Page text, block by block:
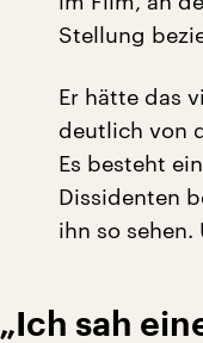
Stellung
Er hätte das
deutlich von
Es besteht
Dissidenten
ihn so
„Ich sah